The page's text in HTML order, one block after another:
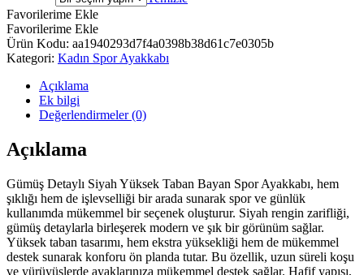
Favorilerime Ekle
Favorilerime Ekle
Ürün Kodu: aa1940293d7f4a0398b38d61c7e0305b
Kategori: Kadın Spor Ayakkabı
Açıklama
Ek bilgi
Değerlendirmeler (0)
Açıklama
Gümüş Detaylı Siyah Yüksek Taban Bayan Spor Ayakkabı, hem
şıklığı hem de işlevselliği bir arada sunarak spor ve günlük
kullanımda mükemmel bir seçenek oluşturur. Siyah rengin zarifliği,
gümüş detaylarla birleşerek modern ve şık bir görünüm sağlar.
Yüksek taban tasarımı, hem ekstra yüksekliği hem de mükemmel
destek sunarak konforu ön planda tutar. Bu özellik, uzun süreli koşu
ve yürüyüşlerde ayaklarınıza mükemmel destek sağlar. Hafif yapısı,